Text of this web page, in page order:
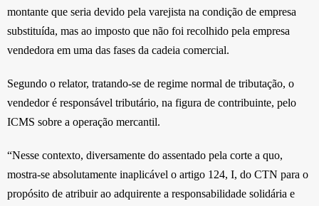
montante que seria devido pela varejista na condição de empresa
substituída, mas ao imposto que não foi recolhido pela empresa
vendedora em uma das fases da cadeia comercial.
Segundo o relator, tratando-se de regime normal de tributação, o
vendedor é responsável tributário, na figura de contribuinte, pelo
ICMS sobre a operação mercantil.
“Nesse contexto, diversamente do assentado pela corte a quo,
mostra-se absolutamente inaplicável o artigo 124, I, do CTN para o
propósito de atribuir ao adquirente a responsabilidade solidária e